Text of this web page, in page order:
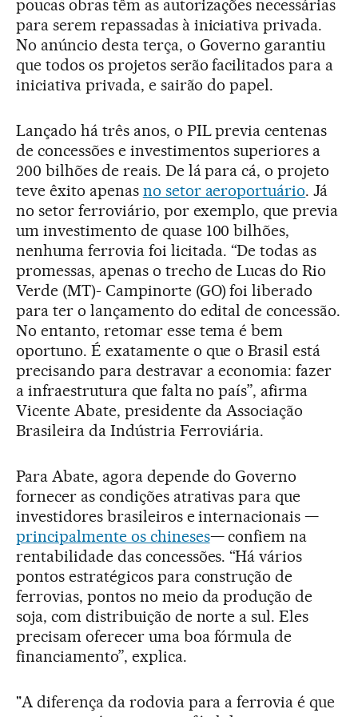
poucas obras têm as autorizações necessárias
para serem repassadas à iniciativa privada.
No anúncio desta terça, o Governo garantiu
que todos os projetos serão facilitados para a
iniciativa privada, e sairão do papel.
Lançado há três anos, o PIL previa centenas
de concessões e investimentos superiores a
200 bilhões de reais. De lá para cá, o projeto
teve êxito apenas no setor aeroportuário. Já
no setor ferroviário, por exemplo, que previa
um investimento de quase 100 bilhões,
nenhuma ferrovia foi licitada. “De todas as
promessas, apenas o trecho de Lucas do Rio
Verde (MT)- Campinorte (GO) foi liberado
para ter o lançamento do edital de concessão.
No entanto, retomar esse tema é bem
oportuno. É exatamente o que o Brasil está
precisando para destravar a economia: fazer
a infraestrutura que falta no país”, afirma
Vicente Abate, presidente da Associação
Brasileira da Indústria Ferroviária.
Para Abate, agora depende do Governo
fornecer as condições atrativas para que
investidores brasileiros e internacionais —
principalmente os chineses— confiem na
rentabilidade das concessões. “Há vários
pontos estratégicos para construção de
ferrovias, pontos no meio da produção de
soja, com distribuição de norte a sul. Eles
precisam oferecer uma boa fórmula de
financiamento”, explica.
"A diferença da rodovia para a ferrovia é que